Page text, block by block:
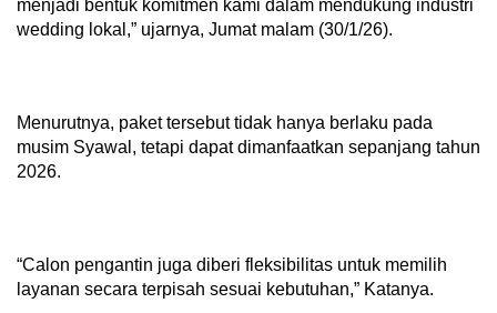
menjadi bentuk komitmen kami dalam mendukung industri
wedding lokal,” ujarnya, Jumat malam (30/1/26).
Menurutnya, paket tersebut tidak hanya berlaku pada
musim Syawal, tetapi dapat dimanfaatkan sepanjang tahun
2026.
“Calon pengantin juga diberi fleksibilitas untuk memilih
layanan secara terpisah sesuai kebutuhan,” Katanya.